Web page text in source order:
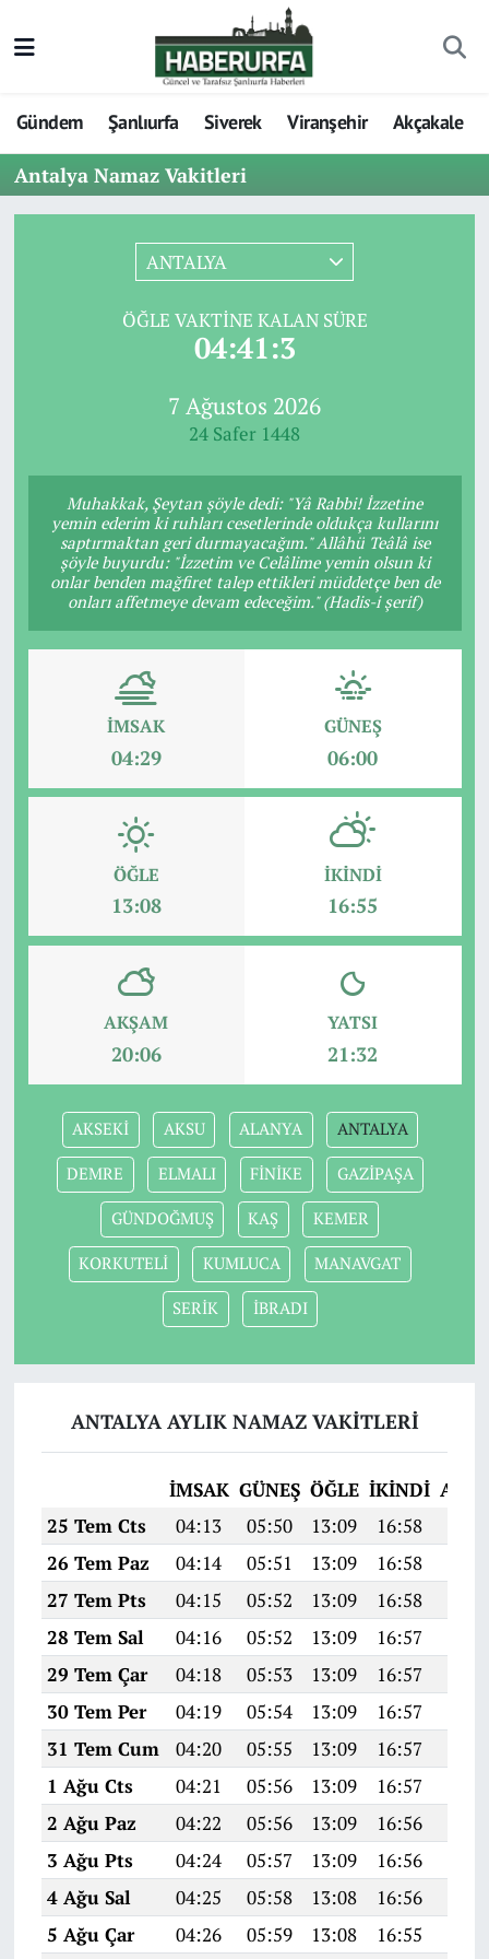
Gündem Şanlıurfa Siverek Viranşehir Akçakale
Antalya Namaz Vakitleri
ANTALYA
ÖĞLE VAKTINE KALAN SÜRE
04:41:3
7 Ağustos 2026
24 Safer 1448
Muhakkak, Şeytan şöyle dedi: "Yâ Rabbi! İzzetine
yemin ederim ki ruhları cesetlerinde oldukça kullarını
saptırmaktan geri durmayacağım." Allâhü Teâlâ ise
şöyle buyurdu: "İzzetim ve Celâlime yemin olsun ki
onlar benden mağfiret talep ettikleri müddetçe ben de
onları affetmeye devam edeceğim." (Hadis-i şerif)
İMSAK
04:29
GÜNEŞ
06:00
ÖĞLE
13:08
İKINDI
16:55
AKŞAM
20:06
YATSI
21:32
AKSEKİ AKSU ALANYA ANTALYA
DEMRE ELMALI FİNİKE GAZİPAŞA
GÜNDOĞMUŞ KAŞ KEMER
KORKUTELİ KUMLUCA MANAVGAT
SERİK İBRADI
ANTALYA AYLIK NAMAZ VAKITLERI
İMSAK GÜNEŞ ÖĞLE İKINDI
25 Tem Cts
04:13 05:50 13:09 16:58
26 Tem Paz
04:14 05:51 13:09 16:58
27 Tem Pts
04:15 05:52 13:09 16:58
28 Tem Sal
04:16 05:52 13:09 16:57
29 Tem Çar
04:18 05:53 13:09 16:57
30 Tem Per
04:19 05:54 13:09 16:57
31 Tem Cum
04:20 05:55 13:09 16:57
1 Ağu Cts
04:21 05:56 13:09 16:57
2 Ağu Paz
04:22 05:56 13:09 16:56
3 Ağu Pts
04:24 05:57 13:09 16:56
4 Ağu Sal
04:25 05:58 13:08 16:56
5 Ağu Çar
04:26 05:59 13:08 16:55